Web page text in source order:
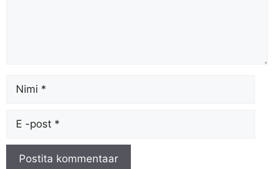
Nimi
Meil